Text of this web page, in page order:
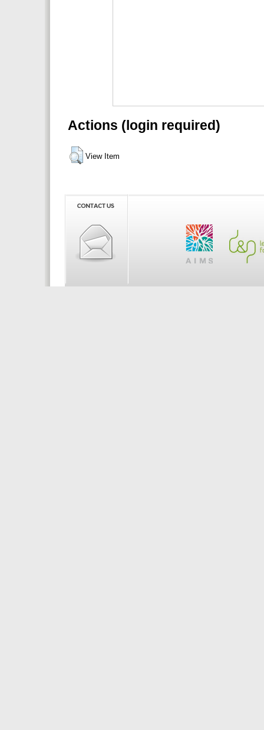
Actions (login required)
View Item